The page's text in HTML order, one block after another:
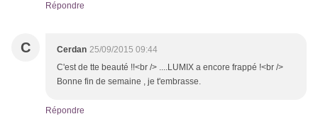
Répondre
C Cerdan 25/09/2015 09:44
C'est de tte beauté !!<br /> ....LUMIX a encore frappé !<br />
Bonne fin de semaine , je t'embrasse.
Répondre